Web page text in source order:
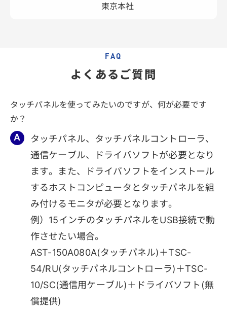
東京本社
FAQ
よくあるご質問
タッチパネルを使ってみたいのですが、何が必要です
か？
タッチパネル、タッチパネルコントローラ、
通信ケーブル、ドライバソフトが必要となり
ます。また、ドライバソフトをインストール
するホストコンピュータとタッチパネルを組
み付けるモニタが必要となります。
例）15インチのタッチパネルをUSB接続で動
作させたい場合。
AST-150A080A(タッチパネル)＋TSC-
54/RU(タッチパネルコントローラ)＋TSC-
10/SC(通信用ケーブル)＋ドライバソフト(無
償提供)